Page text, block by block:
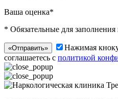
Ваша оценка*
* Обязательные для заполнения
«Отправить»
Нажимая
соглашаетесь с политикой